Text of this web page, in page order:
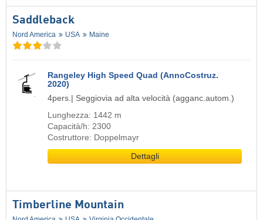
Saddleback
Nord America USA Maine
Rangeley High Speed Quad (AnnoCostruz.
2020)
4pers.| Seggiovia ad alta velocità (agganc.autom.)
Lunghezza: 1442 m
Capacità/h: 2300
Costruttore: Doppelmayr
Dettagli
Timberline Mountain